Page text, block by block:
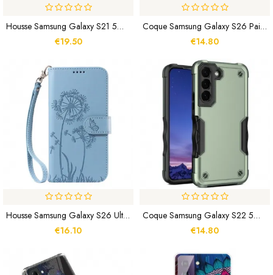
Housse Samsung Galaxy S21 5G Poche Zippée Fleur
€19.50
Coque Samsung Galaxy S26 Paillettes
€14.80
Housse Samsung Galaxy S26 Ultra Pissenlits À Lanière
€16.10
Coque Samsung Galaxy S22 5G Hybride Antidérapante
€14.80